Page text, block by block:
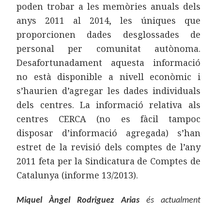
poden trobar a les memòries anuals dels
anys 2011 al 2014, les úniques que
proporcionen dades desglossades de
personal per comunitat autònoma.
Desafortunadament aquesta informació
no està disponible a nivell econòmic i
s’haurien d’agregar les dades individuals
dels centres. La informació relativa als
centres CERCA (no es fàcil tampoc
disposar d’informació agregada) s’han
estret de la revisió dels comptes de l’any
2011 feta per la Sindicatura de Comptes de
Catalunya (informe 13/2013).
Miquel Àngel Rodriguez Ariasés actualment